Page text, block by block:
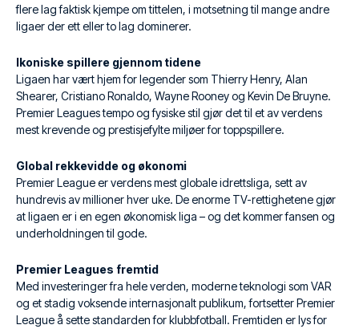
flere lag faktisk kjempe om tittelen, i motsetning til mange andre
ligaer der ett eller to lag dominerer.
Ikoniske spillere gjennom tidene
Ligaen har vært hjem for legender som Thierry Henry, Alan
Shearer, Cristiano Ronaldo, Wayne Rooney og Kevin De Bruyne.
Premier Leagues tempo og fysiske stil gjør det til et av verdens
mest krevende og prestisjefylte miljøer for toppspillere.
Global rekkevidde og økonomi
Premier League er verdens mest globale idrettsliga, sett av
hundrevis av millioner hver uke. De enorme TV-rettighetene gjør
at ligaen er i en egen økonomisk liga – og det kommer fansen og
underholdningen til gode.
Premier Leagues fremtid
Med investeringer fra hele verden, moderne teknologi som VAR
og et stadig voksende internasjonalt publikum, fortsetter Premier
League å sette standarden for klubbfotball. Fremtiden er lys for